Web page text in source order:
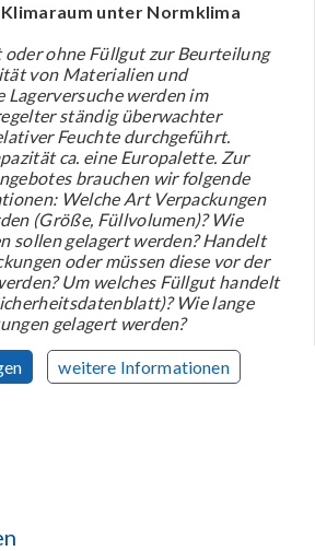
unter Normklima
oder ohne Füllgut zur Beurteilung
von Materialien und
Lagerversuche werden im
ständig überwachter
Feuchte durchgeführt.
ca. eine Europalette. Zur
brauchen wir folgende
Welche Art Verpackungen
(Größe, Füllvolumen)? Wie
sollen gelagert werden? Handelt
oder müssen diese vor der
Um welches Füllgut handelt
Wie lange
gelagert werden?
weitere Informationen